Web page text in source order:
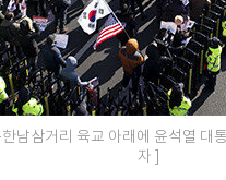
남삼거리 육교 아래에 윤석열 대
자 ]